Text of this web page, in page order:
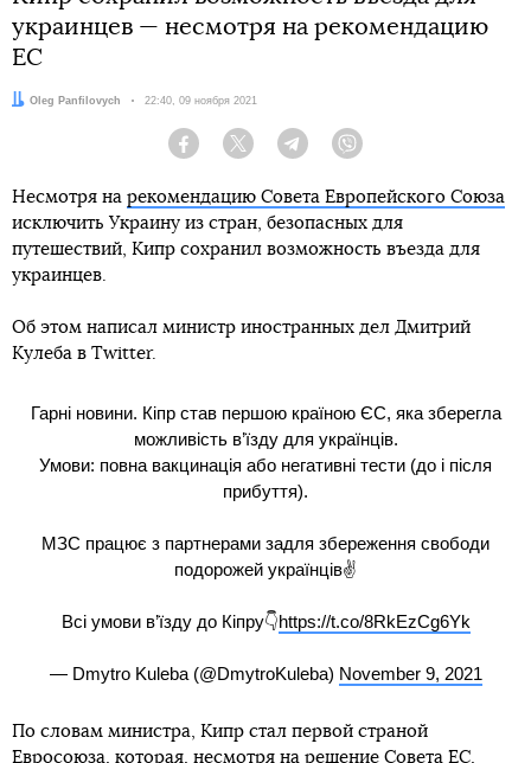
украинцев — несмотря на рекомендацию
ЕС
Автор:
Oleg Panfilovych Дата:
22:40, 09 ноября 2021
Facebook Twitter Telegram
Несмотря на рекомендацию Совета Европейского Союза
исключить Украину из стран, безопасных для
путешествий, Кипр сохранил возможность въезда для
украинцев.
Об этом написал министр иностранных дел Дмитрий
Кулеба в Twitter.
Гарні новини. Кіпр став першою країною ЄС, яка зберегла
можливість в’їзду для українців.
Умови: повна вакцинація або негативні тести (до і після
прибуття).
МЗС працює з партнерами задля збереження свободи
подорожей українців✌️
Всі умови в’їзду до Кіпру👇https://t.co/8RkEzCg6Yk
— Dmytro Kuleba (@DmytroKuleba) November 9, 2021
По словам министра, Кипр стал первой страной
Евросоюза, которая, несмотря на решение Совета ЕС,